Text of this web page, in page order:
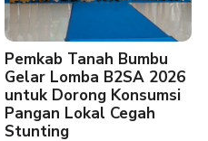
Pemkab Tanah Bumbu
Gelar Lomba B2SA 2026
untuk Dorong Konsumsi
Pangan Lokal Cegah
Stunting